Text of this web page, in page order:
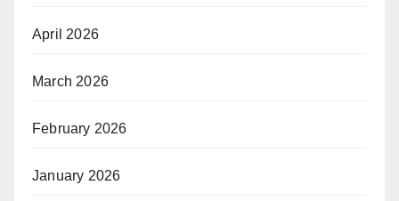
April 2026
March 2026
February 2026
January 2026